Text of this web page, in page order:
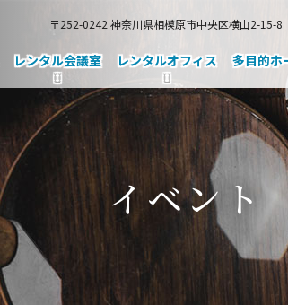
〒252-0242 神奈川県相模原市中央区横山2-15-8
レンタル会議室 レンタルオフィス 多目的ホ
イベント